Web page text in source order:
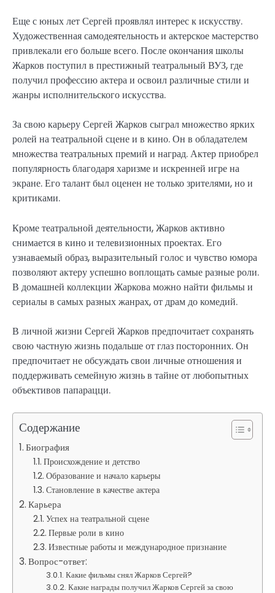
Еще с юных лет Сергей проявлял интерес к искусству.
Художественная самодеятельность и актерское мастерство
привлекали его больше всего. После окончания школы
Жарков поступил в престижный театральный ВУЗ, где
получил профессию актера и освоил различные стили и
жанры исполнительского искусства.
За свою карьеру Сергей Жарков сыграл множество ярких
ролей на театральной сцене и в кино. Он в обладателем
множества театральных премий и наград. Актер приобрел
популярность благодаря харизме и искренней игре на
экране. Его талант был оценен не только зрителями, но и
критиками.
Кроме театральной деятельности, Жарков активно
снимается в кино и телевизионных проектах. Его
узнаваемый образ, выразительный голос и чувство юмора
позволяют актеру успешно воплощать самые разные роли.
В домашней коллекции Жаркова можно найти фильмы и
сериалы в самых разных жанрах, от драм до комедий.
В личной жизни Сергей Жарков предпочитает сохранять
свою частную жизнь подальше от глаз посторонних. Он
предпочитает не обсуждать свои личные отношения и
поддерживать семейную жизнь в тайне от любопытных
объективов папарацци.
Содержание
Биография
Происхождение и детство
Образование и начало карьеры
Становление в качестве актера
Карьера
Успех на театральной сцене
Первые роли в кино
Известные работы и международное признание
Вопрос-ответ:
Какие фильмы снял Жарков Сергей?
Какие награды получил Жарков Сергей за свою